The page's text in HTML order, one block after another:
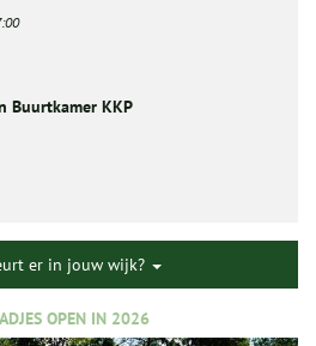
Buurtkamer KKP
er in jouw wijk?
OPEN IN 2026